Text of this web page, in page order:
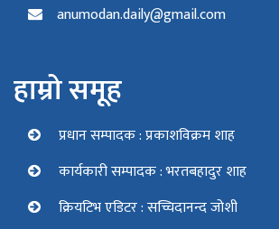
anumodan.daily@gmail.com
हाम्रो समूह
प्रधान सम्पादक : प्रकाशविक्रम शाह
कार्यकारी सम्पादक : भरतबहादुर शाह
क्रियटिभ एडिटर : सच्चिदानन्द जोशी